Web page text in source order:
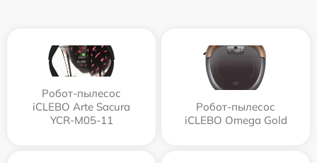
Робот-пылесос
iCLEBO Arte Sacura
YCR-M05-11
Робот-пылесос
iCLEBO Omega Gold